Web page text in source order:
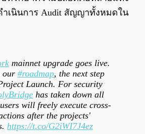
ำเนินการ Audit สัญญาทั้งหมดใน
mainnet upgrade goes live.
our #roadmap, the next step
Launch. For security
has taken down all
will freely execute cross-
after the projects'
https://t.co/G2iWI7J4ez